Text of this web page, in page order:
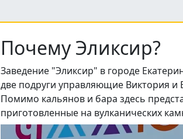
Почему Эликсир?
Заведение "Эликсир" в городе
две подруги управляющие Виктория и
Помимо кальянов и бара здесь
приготовленные на вулканических